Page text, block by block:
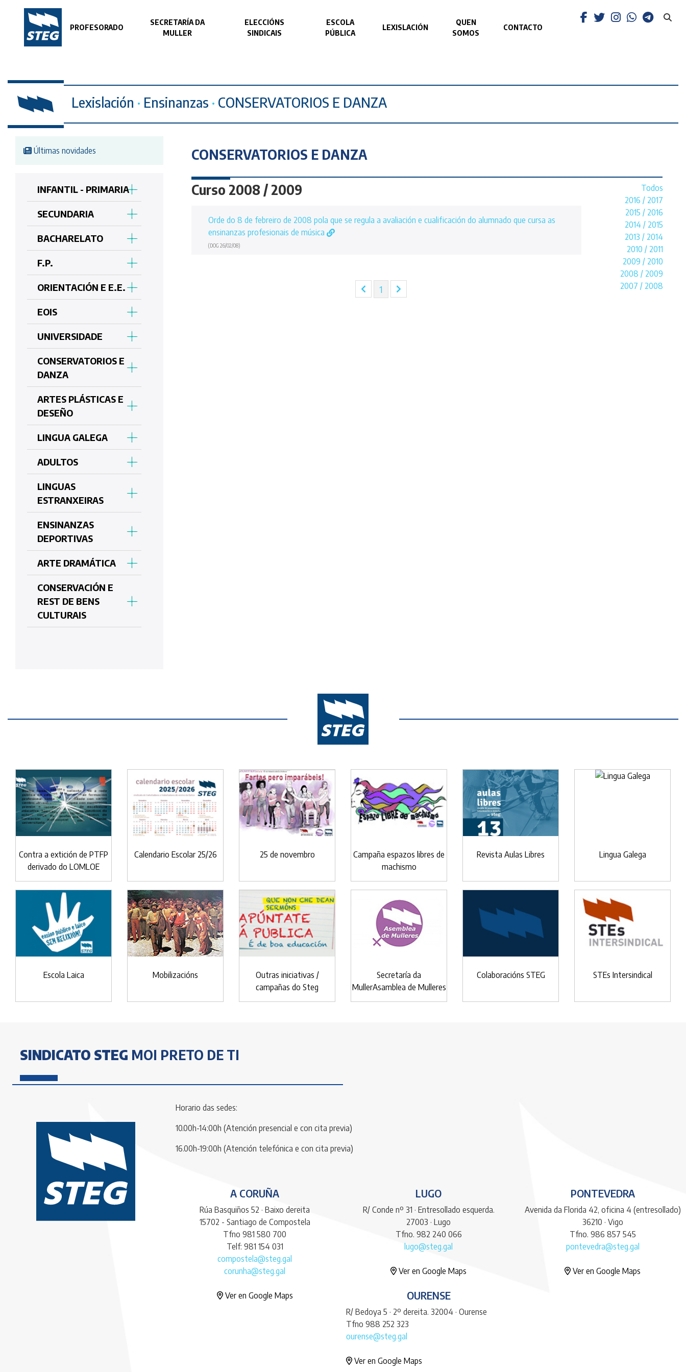
PROFESORADO
SECRETARÍA DA
MULLER
ELECCIÓNS
SINDICAIS
ESCOLA
PÚBLICA
LEXISLACIÓN
QUEN
SOMOS
CONTACTO
Lexislación · Ensinanzas · CONSERVATORIOS E DANZA
Últimas novidades
INFANTIL - PRIMARIA
SECUNDARIA
BACHARELATO
F.P.
ORIENTACIÓN E E.E.
EOIS
UNIVERSIDADE
CONSERVATORIOS E
DANZA
ARTES PLÁSTICAS E
DESEÑO
LINGUA GALEGA
ADULTOS
LINGUAS
ESTRANXEIRAS
ENSINANZAS
DEPORTIVAS
ARTE DRAMÁTICA
CONSERVACIÓN E
REST DE BENS
CULTURAIS
CONSERVATORIOS E DANZA
Curso 2008 / 2009
Orde do 8 de febreiro de 2008 pola que se regula a avaliación e cualificación do alumnado que cursa as
ensinanzas profesionais de música
(DOG 26/02/08)
1 (current)
Todos
2016 / 2017
2015 / 2016
2014 / 2015
2013 / 2014
2010 / 2011
2009 / 2010
2008 / 2009
2007 / 2008
Contra a extición de PTFP
derivado do LOMLOE
Calendario Escolar 25/26 25 de novembro
Campaña espazos libres de
machismo
Revista Aulas Libres Lingua Galega
Escola Laica Mobilizacións
Outras iniciativas /
campañas do Steg
Secretaría da
MullerAsamblea de Mulleres
Colaboracións STEG STEs Intersindical
SINDICATO STEG MOI PRETO DE TI
Horario das sedes:
10.00h-14:00h (Atención presencial e con cita previa)
16.00h-19:00h (Atención telefónica e con cita previa)
A CORUÑA
Rúa Basquiños 52 · Baixo dereita
15702 - Santiago de Compostela
Tfno 981 580 700
Telf: 981 154 031
compostela@steg.gal
corunha@steg.gal
Ver en Google Maps
LUGO
R/ Conde nº 31 · Entresollado esquerda.
27003 · Lugo
Tfno. 982 240 066
lugo@steg.gal
Ver en Google Maps
OURENSE
R/ Bedoya 5 · 2º dereita. 32004 · Ourense
Tfno 988 252 323
ourense@steg.gal
Ver en Google Maps
PONTEVEDRA
Avenida da Florida 42, oficina 4 (entresollado)
36210 · Vigo
Tfno. 986 857 545
pontevedra@steg.gal
Ver en Google Maps